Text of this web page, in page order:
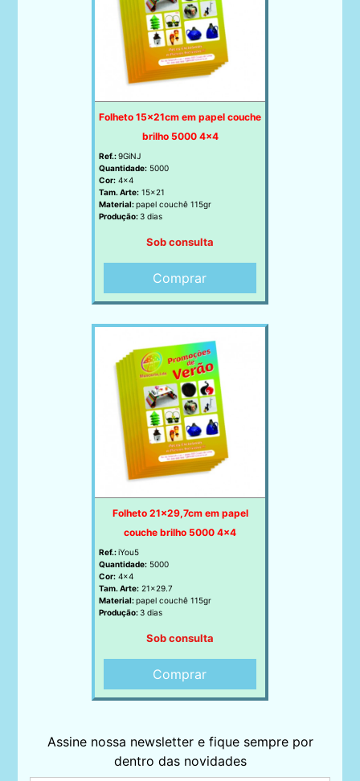
Folheto 15x21cm em papel couche
brilho 5000 4x4
Ref.:9GiNJ
Quantidade: 5000
Cor: 4x4
Tam. Arte: 15x21
Material:papel couchê 115gr
Produção:3 dias
Sob consulta
Comprar
Folheto 21x29,7cm em papel
couche brilho 5000 4x4
Ref.:iYou5
Quantidade: 5000
Cor: 4x4
Tam. Arte: 21x29.7
Material:papel couchê 115gr
Produção:3 dias
Sob consulta
Comprar
Assine nossa newsletter e fique sempre por
dentro das novidades